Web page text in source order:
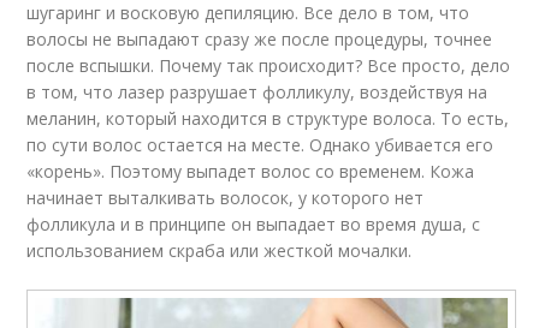
шугаринг и восковую депиляцию. Все дело в том, что
волосы не выпадают сразу же после процедуры, точнее
после вспышки. Почему так происходит? Все просто, дело
в том, что лазер разрушает фолликулу, воздействуя на
меланин, который находится в структуре волоса. То есть,
по сути волос остается на месте. Однако убивается его
«корень». Поэтому выпадет волос со временем. Кожа
начинает выталкивать волосок, у которого нет
фолликула и в принципе он выпадает во время душа, с
использованием скраба или жесткой мочалки.